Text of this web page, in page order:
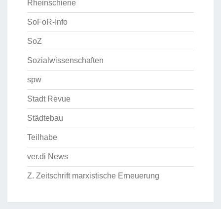
Rheinschiene
SoFoR-Info
SoZ
Sozialwissenschaften
spw
Stadt Revue
Städtebau
Teilhabe
ver.di News
Z. Zeitschrift marxistische Erneuerung